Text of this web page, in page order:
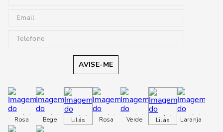
AVISE-ME
Rosa Bege Lilás Rosa Verde Lilás Laranja